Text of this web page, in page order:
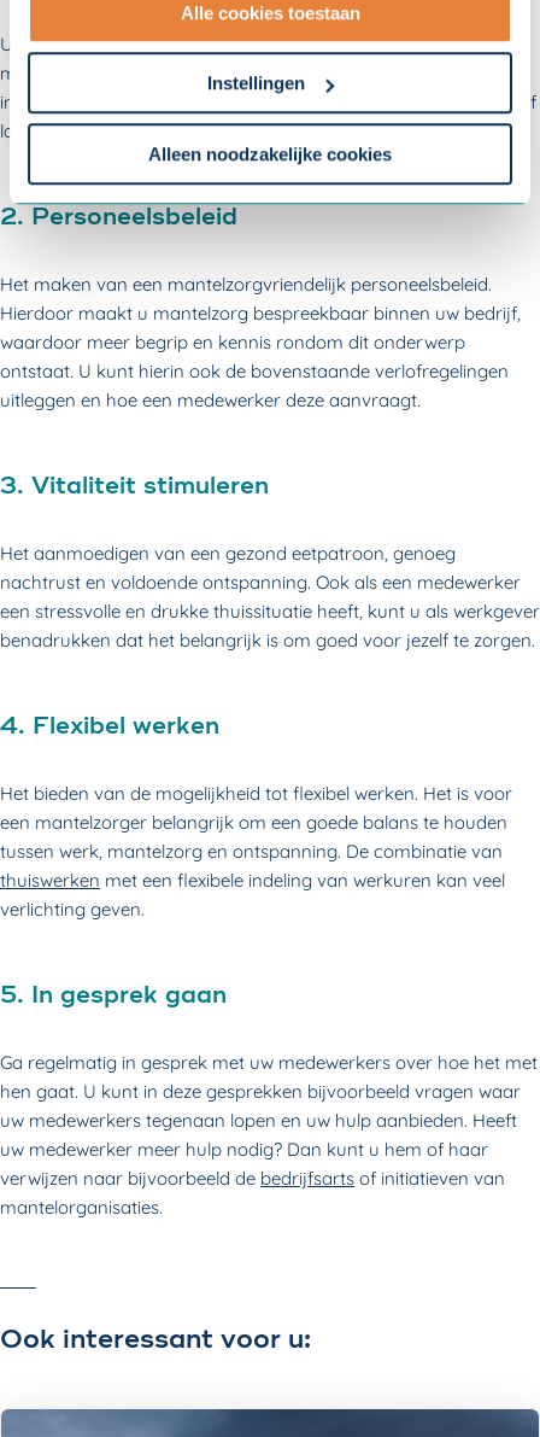
- Lees hier onzeprivacyverklaringen onze
Om uw toestemmingsvoorkeur te wijzigen, klikt u op
Alle cookies toestaan
Instellingen
Alleen noodzakelijke cookies
U kunt uw medewerkers wijzen op de verlofregelingen voor
mantelzorgers. De verlofregelingen waarvoor een mantelzorger
in aanmerking kan komen zijn calamiteitenverlof, kortdurend- of
langdurend zorgverlof en onbetaald verlof.
2. Personeelsbeleid
Het maken van een mantelzorgvriendelijk personeelsbeleid.
Hierdoor maakt u mantelzorg bespreekbaar binnen uw bedrijf,
waardoor meer begrip en kennis rondom dit onderwerp
ontstaat. U kunt hierin ook de bovenstaande verlofregelingen
uitleggen en hoe een medewerker deze aanvraagt.
3. Vitaliteit stimuleren
Het aanmoedigen van een gezond eetpatroon, genoeg
nachtrust en voldoende ontspanning. Ook als een medewerker
een stressvolle en drukke thuissituatie heeft, kunt u als werkgever
benadrukken dat het belangrijk is om goed voor jezelf te zorgen.
4. Flexibel werken
Het bieden van de mogelijkheid tot flexibel werken. Het is voor
een mantelzorger belangrijk om een goede balans te houden
tussen werk, mantelzorg en ontspanning. De combinatie van
thuiswerken met een flexibele indeling van werkuren kan veel
verlichting geven.
5. In gesprek gaan
Ga regelmatig in gesprek met uw medewerkers over hoe het met
hen gaat. U kunt in deze gesprekken bijvoorbeeld vragen waar
uw medewerkers tegenaan lopen en uw hulp aanbieden. Heeft
uw medewerker meer hulp nodig? Dan kunt u hem of haar
verwijzen naar bijvoorbeeld de bedrijfsarts of initiatieven van
mantelorganisaties.
Ook interessant voor u: